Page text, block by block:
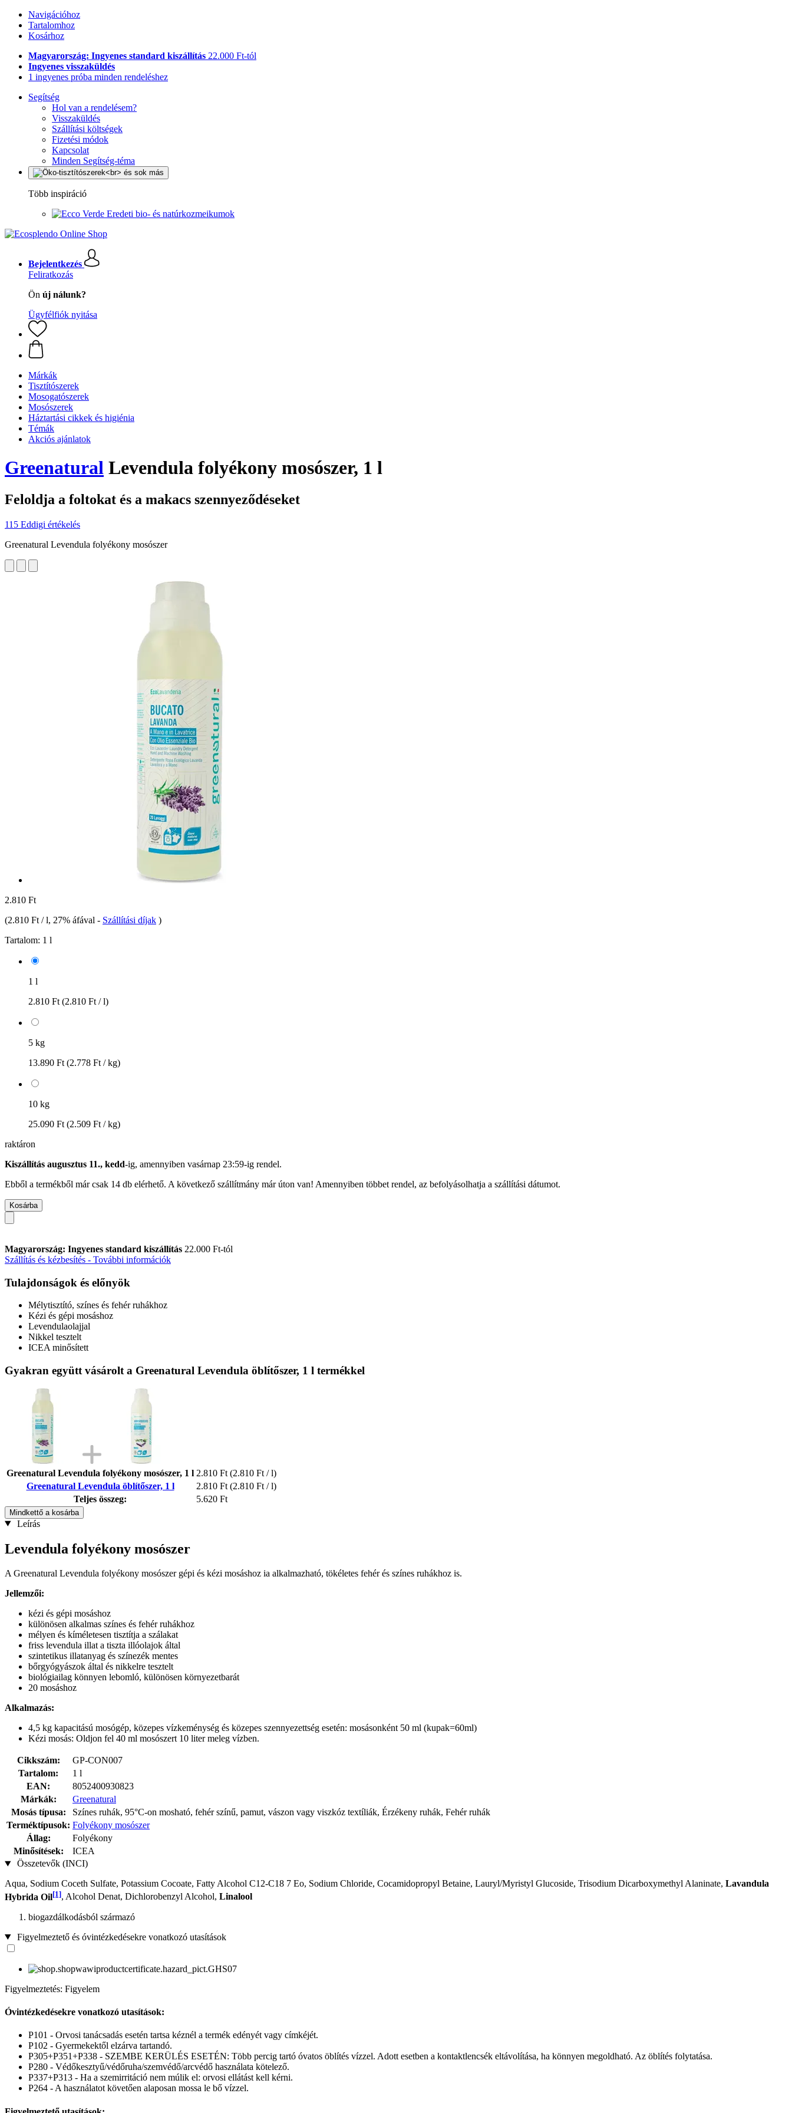
Navigációhoz
Tartalomhoz
Kosárhoz
Magyarország: Ingyenes standard kiszállítás 22.000 Ft-tól
Ingyenes visszaküldés
1 ingyenes próba minden rendeléshez
Segítség
Hol van a rendelésem?
Visszaküldés
Szállítási költségek
Fizetési módok
Kapcsolat
Minden Segítség-téma
Több inspiráció
Eredeti bio- és natúrkozmeikumok
Bejelentkezés
Feliratkozás
Ön új nálunk?
Ügyfélfiók nyitása
Márkák
Tisztítószerek
Mosogatószerek
Mosószerek
Háztartási cikkek és higiénia
Témák
Akciós ajánlatok
Greenatural Levendula folyékony mosószer, 1 l
Feloldja a foltokat és a makacs szennyeződéseket
115 Eddigi értékelés
Greenatural Levendula folyékony mosószer
2.810 Ft
(2.810 Ft / l, 27% áfával - Szállítási díjak )
Tartalom: 1 l
1 l
2.810 Ft (2.810 Ft / l)
5 kg
13.890 Ft (2.778 Ft / kg)
10 kg
25.090 Ft (2.509 Ft / kg)
raktáron
Kiszállítás augusztus 11., kedd-ig, amennyiben vasárnap 23:59-ig rendel.
Ebből a termékből már csak 14 db elérhető. A következő szállítmány már úton van! Amennyiben többet rendel, az befolyásolhatja a szállítási dátumot.
Kosárba
Magyarország: Ingyenes standard kiszállítás 22.000 Ft-tól
Szállítás és kézbesítés - További információk
Tulajdonságok és előnyök
Mélytisztító, színes és fehér ruhákhoz
Kézi és gépi mosáshoz
Levendulaolajjal
Nikkel tesztelt
ICEA minősített
Gyakran együtt vásárolt a Greenatural Levendula öblítőszer, 1 l termékkel
Greenatural Levendula folyékony mosószer, 1 l 2.810 Ft (2.810 Ft / l)
Greenatural Levendula öblítőszer, 1 l
2.810 Ft (2.810 Ft / l)
Teljes összeg:
5.620 Ft
Mindkettő a kosárba
Leírás
Levendula folyékony mosószer
A Greenatural Levendula folyékony mosószer gépi és kézi mosáshoz ia alkalmazható, tökéletes fehér és színes ruhákhoz is.
Jellemzői:
kézi és gépi mosáshoz
különösen alkalmas színes és fehér ruhákhoz
mélyen és kíméletesen tisztítja a szálakat
friss levendula illat a tiszta illóolajok által
szintetikus illatanyag és színezék mentes
bőrgyógyászok által és nikkelre tesztelt
biológiailag könnyen lebomló, különösen környezetbarát
20 mosáshoz
Alkalmazás:
4,5 kg kapacitású mosógép, közepes vízkeménység és közepes szennyezettség esetén: mosásonként 50 ml (kupak=60ml)
Kézi mosás: Oldjon fel 40 ml mosószert 10 liter meleg vízben.
Cikkszám:
GP-CON007
Tartalom:
1 l
EAN:
8052400930823
Márkák:
Greenatural
Mosás típusa:
Színes ruhák, 95°C-on mosható, fehér színű, pamut, vászon vagy viszkóz textíliák, Érzékeny ruhák, Fehér ruhák
Terméktípusok: Folyékony mosószer
Állag:
Folyékony
Minősítések:
ICEA
Összetevők (INCI)
Aqua, Sodium Coceth Sulfate, Potassium Cocoate, Fatty Alcohol C12-C18 7 Eo, Sodium Chloride, Cocamidopropyl Betaine, Lauryl/Myristyl Glucoside, Trisodium Dicarboxymethyl Alaninate, Lavandula
Hybrida Oil[1], Alcohol Denat, Dichlorobenzyl Alcohol, Linalool
biogazdálkodásból származó
Figyelmeztető és óvintézkedésekre vonatkozó utasítások
Figyelmeztetés: Figyelem
Óvintézkedésekre vonatkozó utasítások:
P101 - Orvosi tanácsadás esetén tartsa kéznél a termék edényét vagy címkéjét.
P102 - Gyermekektől elzárva tartandó.
P305+P351+P338 - SZEMBE KERÜLÉS ESETÉN: Több percig tartó óvatos öblítés vízzel. Adott esetben a kontaktlencsék eltávolítása, ha könnyen megoldható. Az öblítés folytatása.
P280 - Védőkesztyű/védőruha/szemvédő/arcvédő használata kötelező.
P337+P313 - Ha a szemirritáció nem múlik el: orvosi ellátást kell kérni.
P264 - A használatot követően alaposan mossa le bő vízzel.